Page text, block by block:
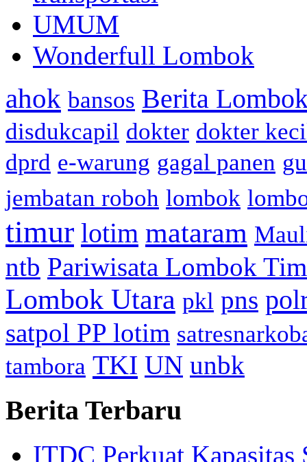
UMUM
Wonderfull Lombok
ahok bansos Berita
disdukcapil dokter dokter
dprd e-warung gagal panen
jembatan roboh lombok
timur lotim mataram
ntb Pariwisata Lombok
Lombok Utara pkl pns
satpol PP lotim
tambora TKI UN unbk
Berita Terbaru
ITDC Perkuat